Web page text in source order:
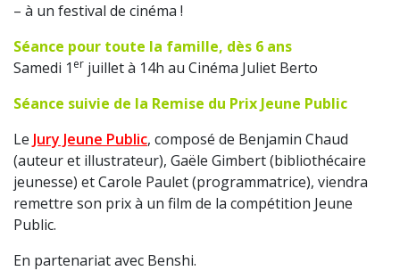
– à un festival de cinéma !
Séance pour toute la famille, dès 6 ans
Samedi 1 er juillet à 14h au Cinéma Juliet Berto
Séance suivie de la Remise du Prix Jeune Public
Le Jury Jeune Public, composé de Benjamin Chaud
(auteur et illustrateur), Gaële Gimbert (bibliothécaire
jeunesse) et Carole Paulet (programmatrice), viendra
remettre son prix à un film de la compétition Jeune
Public.
En partenariat avec Benshi.